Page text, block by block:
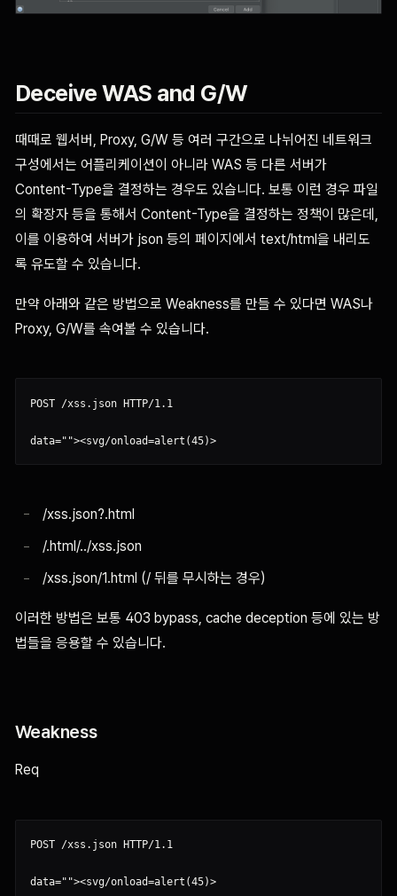
Deceive WAS and G/W
때때로 웹서버, Proxy, G/W 등 여러 구간으로 나뉘어진 네트워크
구성에서는 어플리케이션이 아니라 WAS 등 다른 서버가
Content-Type을 결정하는 경우도 있습니다. 보통 이런 경우 파일
의 확장자 등을 통해서 Content-Type을 결정하는 정책이 많은데,
이를 이용하여 서버가 json 등의 페이지에서 text/html을 내리도
록 유도할 수 있습니다.
만약 아래와 같은 방법으로 Weakness를 만들 수 있다면 WAS나
Proxy, G/W를 속여볼 수 있습니다.
POST /xss.json HTTP/1.1
/xss.json?.html
/.html/../xss.json
/xss.json/1.html (/ 뒤를 무시하는 경우)
이러한 방법은 보통 403 bypass, cache deception 등에 있는 방
법들을 응용할 수 있습니다.
Weakness
Req
POST /xss.json HTTP/1.1